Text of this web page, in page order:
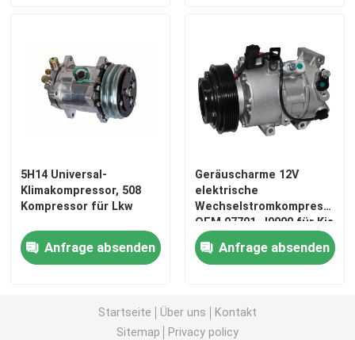
Werksbesichtigung
Nachrichten
Fälle
Elektroauto-WK-Kompressor
5H14 Universal-
Klimakompressor, 508
Kompressor für Lkw
Anfrage absenden
Geräuscharme 12V
elektrische
Wechselstromkompressor
OEM 97701-J9000 für Kia
Forte 1.6L
Anfrage absenden
Startseite Über uns
Kontakt
Sitemap
Privacy policy